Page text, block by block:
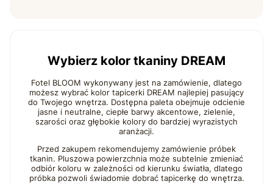
Wybierz kolor tkaniny DREAM
Fotel BLOOM wykonywany jest na zamówienie, dlatego
możesz wybrać kolor tapicerki DREAM najlepiej pasujący
do Twojego wnętrza. Dostępna paleta obejmuje odcienie
jasne i neutralne, ciepłe barwy akcentowe, zielenie,
szarości oraz głębokie kolory do bardziej wyrazistych
aranżacji.
Przed zakupem rekomendujemy zamówienie próbek
tkanin. Pluszowa powierzchnia może subtelnie zmieniać
odbiór koloru w zależności od kierunku światła, dlatego
próbka pozwoli świadomie dobrać tapicerkę do wnętrza.